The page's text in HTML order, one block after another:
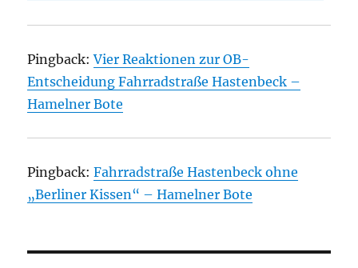
Pingback:Vier Reaktionen zur OB-
Entscheidung Fahrradstraße Hastenbeck –
Hamelner Bote
Pingback:Fahrradstraße Hastenbeck ohne
„Berliner Kissen“ – Hamelner Bote